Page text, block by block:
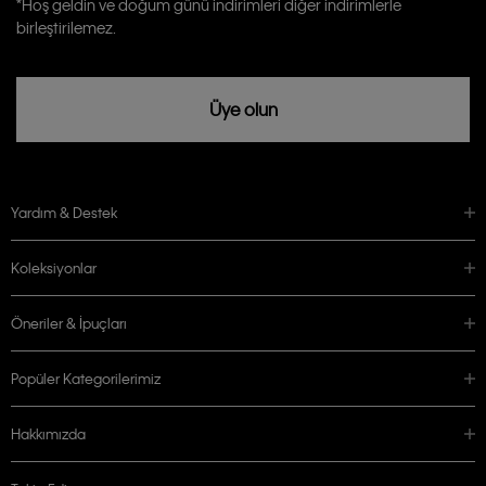
rızam vardır
birleştirilemez.
Üye olun
Yardım & Destek
Koleksiyonlar
Öneriler & İpuçları
Popüler Kategorilerimiz
Hakkımızda